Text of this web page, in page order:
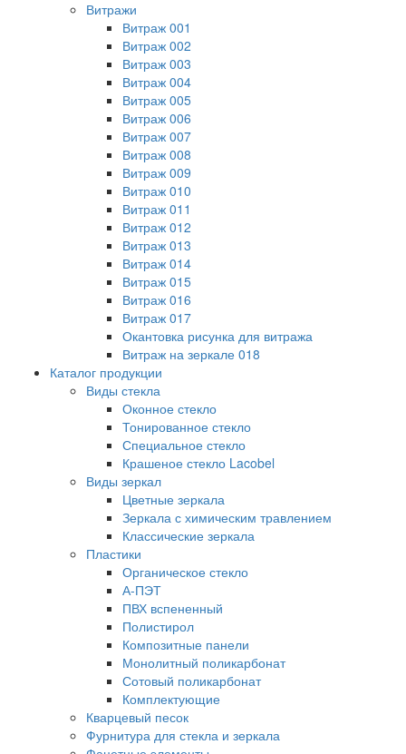
Витражи
Витраж 001
Витраж 002
Витраж 003
Витраж 004
Витраж 005
Витраж 006
Витраж 007
Витраж 008
Витраж 009
Витраж 010
Витраж 011
Витраж 012
Витраж 013
Витраж 014
Витраж 015
Витраж 016
Витраж 017
Окантовка рисунка для витража
Витраж на зеркале 018
Каталог продукции
Виды стекла
Оконное стекло
Тонированное стекло
Специальное стекло
Крашеное стекло Lacobel
Виды зеркал
Цветные зеркала
Зеркала с химическим травлением
Классические зеркала
Пластики
Органическое стекло
А-ПЭТ
ПВХ вспененный
Полистирол
Композитные панели
Монолитный поликарбонат
Сотовый поликарбонат
Комплектующие
Кварцевый песок
Фурнитура для стекла и зеркала